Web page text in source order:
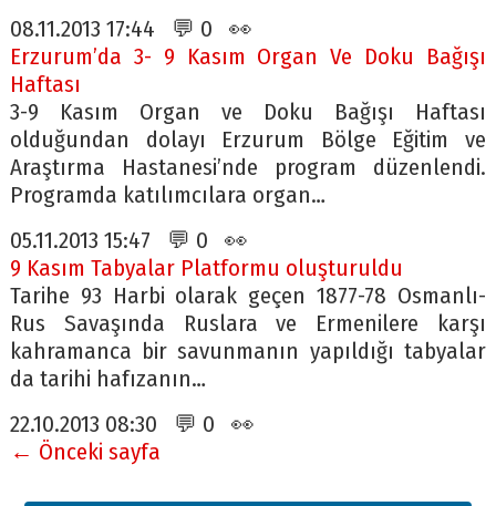
08.11.2013 17:44 💬 0 👀
Erzurum’da 3- 9 Kasım Organ Ve Doku Bağışı
Haftası
3-9 Kasım Organ ve Doku Bağışı Haftası
olduğundan dolayı Erzurum Bölge Eğitim ve
Araştırma Hastanesi’nde program düzenlendi.
Programda katılımcılara organ…
05.11.2013 15:47 💬 0 👀
9 Kasım Tabyalar Platformu oluşturuldu
Tarihe 93 Harbi olarak geçen 1877-78 Osmanlı-
Rus Savaşında Ruslara ve Ermenilere karşı
kahramanca bir savunmanın yapıldığı tabyalar
da tarihi hafızanın…
22.10.2013 08:30 💬 0 👀
← Önceki sayfa